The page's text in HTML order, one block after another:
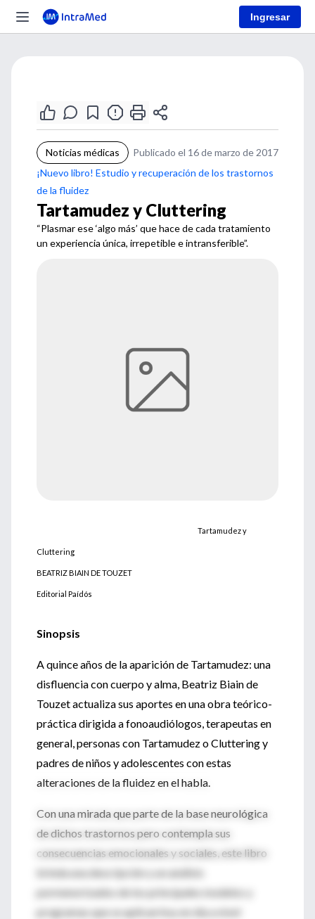
Ingresar
Noticias médicas
Publicado el 16 de marzo de 2017
¡Nuevo libro! Estudio y recuperación de los trastornos
de la fluidez
Tartamudez y Cluttering
“Plasmar ese ‘algo más’ que hace de cada tratamiento
un experiencia única, irrepetible e intransferible”.
Tartamudez y
Cluttering
BEATRIZ BIAIN DE TOUZET
Editorial Paídós
Sinopsis
A quince años de la aparición de Tartamudez: una
disfluencia con cuerpo y alma, Beatriz Biain de
Touzet actualiza sus aportes en una obra teórico-
práctica dirigida a fonoaudiólogos, terapeutas en
general, personas con Tartamudez o Cluttering y
padres de niños y adolescentes con estas
alteraciones de la fluidez en el habla.
Con una mirada que parte de la base neurológica
de dichos trastornos pero contempla sus
consecuencias emocionales y sociales, este libro
brinda una descripción y un análisis
pormenorizados de los principales modelos y
programas que se aplican hoy en día a nivel